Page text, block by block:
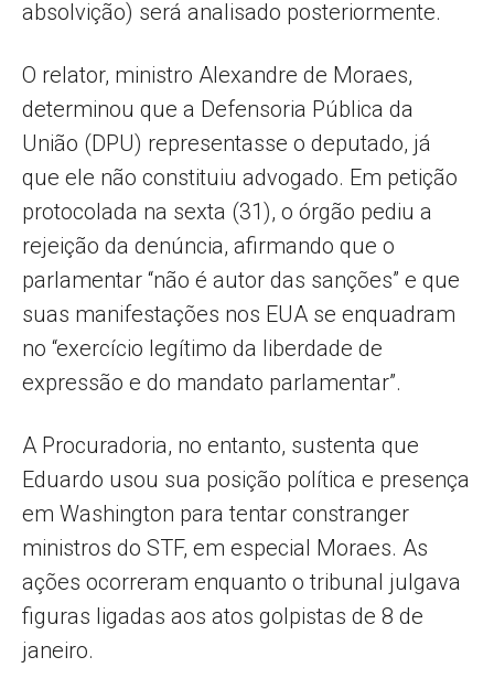
absolvição) será analisado posteriormente.
O relator, ministro Alexandre de Moraes,
determinou que a Defensoria Pública da
União (DPU) representasse o deputado, já
que ele não constituiu advogado. Em petição
protocolada na sexta (31), o órgão pediu a
rejeição da denúncia, afirmando que o
parlamentar “não é autor das sanções” e que
suas manifestações nos EUA se enquadram
no “exercício legítimo da liberdade de
expressão e do mandato parlamentar”.
A Procuradoria, no entanto, sustenta que
Eduardo usou sua posição política e presença
em Washington para tentar constranger
ministros do STF, em especial Moraes. As
ações ocorreram enquanto o tribunal julgava
figuras ligadas aos atos golpistas de 8 de
janeiro.